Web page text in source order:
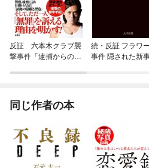
反証 六本木クラブ襲
撃事件「逮捕からの７
続・反証 フラワ
事件 隠された新
同じ作者の本